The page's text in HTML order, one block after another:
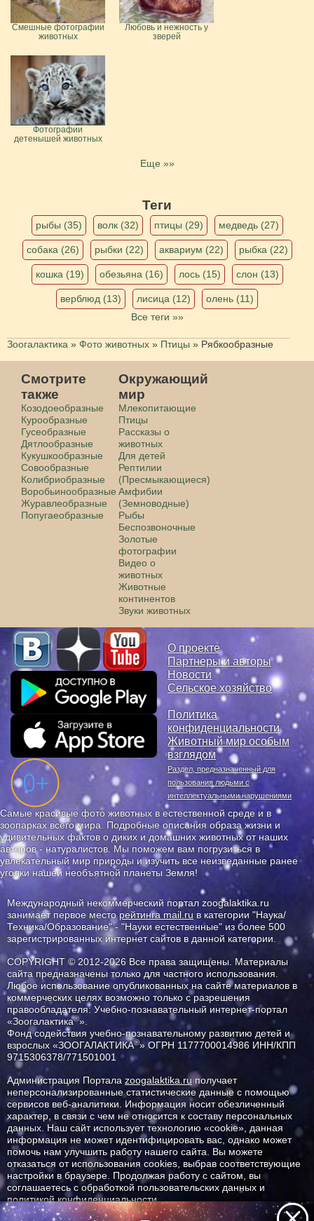
Смешные фотографии
животных
Любовь и нежность у
зверей
Фотографии
детенышей животных
Еще »»
Теги
рыбы (35) волк (32) птицы (29) медведь (27)
собака (26) рыбки (22) аквариум (22) рыбка (22)
кошка (19) обезьяна (16) лось (15) слон (13)
верблюд (13) лисица (12)
олень (11)
Все теги »»
Зоогалактика » Фото животных » Птицы » Рябкообразные
Смотрите
также
Козодоеобразные
Курообразные
Гусеобразные
Дятлообразные
Кукушкообразные
Совообразные
Колибриобразные
Воробьинообразные
Журавлеобразные
Попугаеобразные
Окружающий
мир
Млекопитающие
Птицы
Рассказы о
животных
Для детей
Рептилии
(Пресмыкающиеся)
Амфибии
(Земноводные)
Рыбы
Беспозвоночные
Золотые
фотографии
Видео о
животных
Животные
континентов
Звуки животных
О проекте
Партнеры и авторы
Новости
Сельское хозяйство
Политика
конфиденциальности
Животный мир особым
взглядом
Раздел, предназначенный для
пользования людьми с
интеллектуальными нарушениями
Самые красивые фото животных в естественной среде и в
зоопарках всего мира. Подробные описания образа жизни и
удивительных фактов о диких и домашних животных от наших
авторов - натуралистов. Мы поможем вам погрузиться в
увлекательный мир природы и изучить все неизведанные ранее
уголки нашей необъятной планеты Земля!
Международный некоммерческий портал zoogalaktika.ru
занимает первое месторейтинга mail.ru в категории "Наука/
Техника/Образование" - "Науки естественные" из более 500
зарегистрированных интернет сайтов в данной категории.
COPYRIGHT © 2012-2026 Все права защищены. Материалы
сайта предназначены только для частного использования.
Любое использование опубликованных на сайте материалов в
коммерческих целях возможно только с разрешения
правообладателя: Учебно-познавательный интернет-портал
«Зоогалактика®».
Фонд содействия учебно-познавательному развитию детей и
взрослых «ЗООГАЛАКТИКА®» ОГРН 1177700014986 ИНН/КПП
9715306378/771501001
Администрация Портала zoogalaktika.ruполучает
неперсонализированные статистические данные с помощью
сервисов веб-аналитики. Информация носит обезличенный
характер, в связи с чем не относится к составу персональных
данных. Наш сайт использует технологию «cookie», данная
информация не может идентифицировать вас, однако может
помочь нам улучшить работу нашего сайта. Вы можете
отказаться от использования cookies, выбрав соответствующие
настройки в браузере. Продолжая работу с сайтом, вы
соглашаетесь с обработкой пользовательских данных и
политикой конфиденциальности.